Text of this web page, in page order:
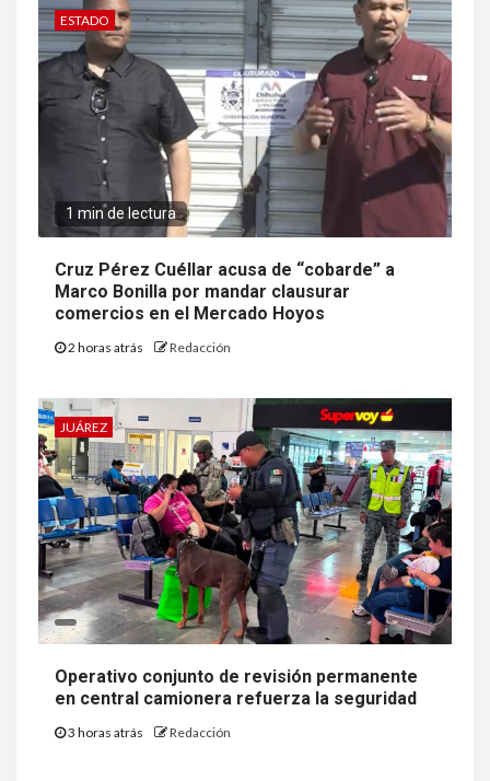
ESTADO
1 min de lectura
Cruz Pérez Cuéllar acusa de “cobarde” a
Marco Bonilla por mandar clausurar
comercios en el Mercado Hoyos
2 horas atrás Redacción
JUÁREZ
Operativo conjunto de revisión permanente
en central camionera refuerza la seguridad
3 horas atrás Redacción